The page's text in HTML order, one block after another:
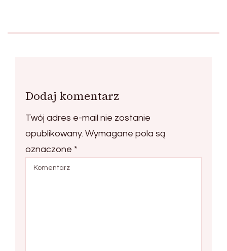
Dodaj komentarz
Twój adres e-mail nie zostanie
opublikowany. Wymagane pola są
oznaczone *